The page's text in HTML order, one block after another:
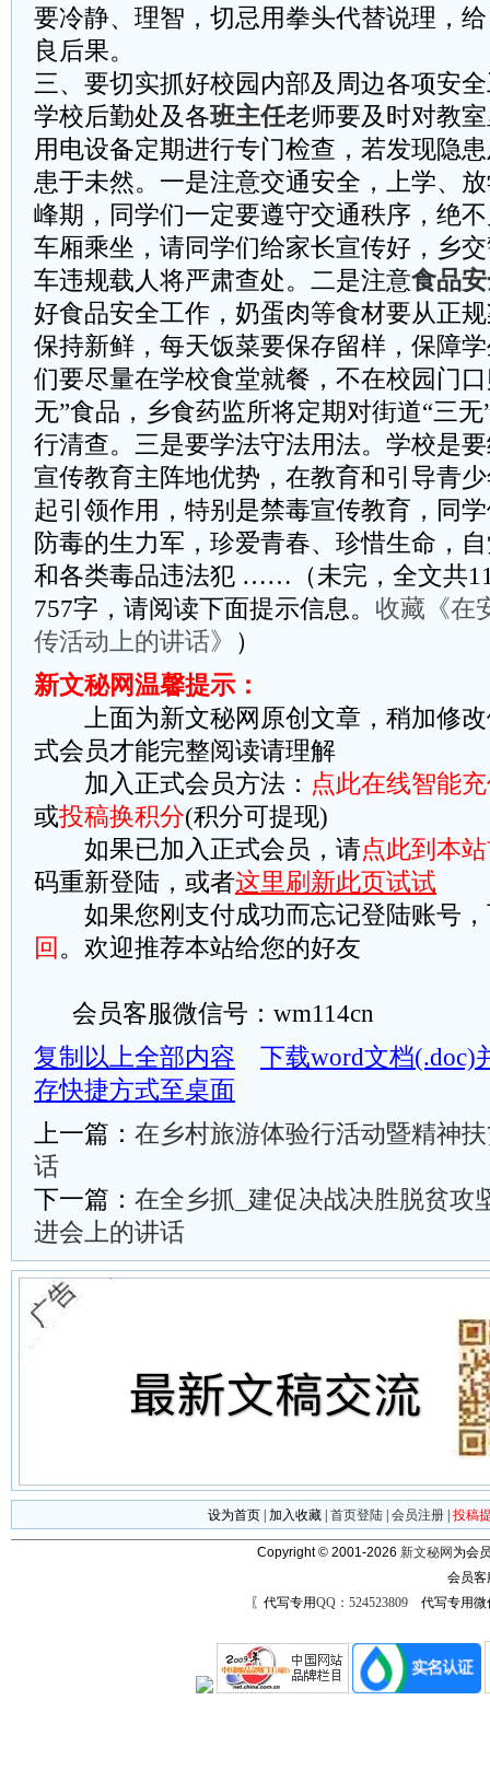
要冷静、理智，切忌用拳头代替说理，
良后果。
三、要切实抓好校园内部及周边各项安
学校后勤处及各班主任老师要及时对教
用电设备定期进行专门检查，若发现隐
患于未然。一是注意交通安全，上学、
峰期，同学们一定要遵守交通秩序，绝
车厢乘坐，请同学们给家长宣传好，乡
车违规载人将严肃查处。二是注意食品
好食品安全工作，奶蛋肉等食材要从正
保持新鲜，每天饭菜要保存留样，保障
们要尽量在学校食堂就餐，不在校园门
无”食品，乡食药监所将定期对街道“三
行清查。三是要学法守法用法。学校是
宣传教育主阵地优势，在教育和引导青
起引领作用，特别是禁毒宣传教育，同
防毒的生力军，珍爱青春、珍惜生命，
和各类毒品违法犯 ……（未完，全文共
757字，请阅读下面提示信息。 收藏《在
传活动上的讲话》
）
新文秘网温馨提示：
上面为新文秘网原创文章，稍加修改
式会员才能完整阅读请理解
加入正式会员方法： 点此在线智能
或投稿换积分(积分可提现)
如果已加入正式会员，请点此到本
码重新登陆，或者这里刷新此页试试
如果您刚支付成功而忘记登陆账号，
回 。欢迎推荐本站给您的好友
会员客服微信号：wm114cn
复制以上全部内容
下载word文档(.doc)
存快捷方式至桌面
上一篇： 在乡村旅游体验行活动暨精神
话
下一篇： 在全乡抓_建促决战决胜脱贫攻
进会上的讲话
设为首页 加入收藏 首页登陆 会员注册 投稿
Copyright © 2001-2026 新文秘网 为会
会员
〖代写专用QQ：524523809代写专用微